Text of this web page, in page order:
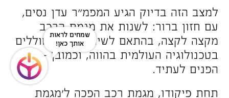
למצב הזה בדיוק הגיע המפמ”ר עדן נסים,
עם חזון ברור: לשנות את מגמת הרכב
מקצה לקצה, בהתאם לשינויים המתחוללים
בטכנולוגיה העולמית בהווה, וכמובן – עם
הפנים לעתיד.
תחת פיקודו, מגמת רכב הפכה ל’מגמת
שמחים לראות
אותך כאן!